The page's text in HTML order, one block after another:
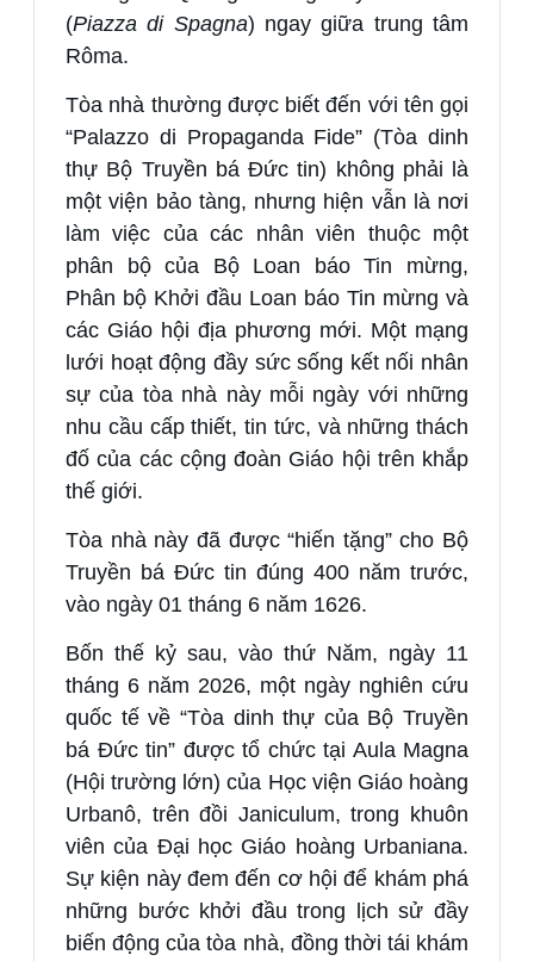
(Piazza di Spagna) ngay giữa trung tâm
Rôma.
Tòa nhà thường được biết đến với tên gọi
“Palazzo di Propaganda Fide” (Tòa dinh
thự Bộ Truyền bá Đức tin) không phải là
một viện bảo tàng, nhưng hiện vẫn là nơi
làm việc của các nhân viên thuộc một
phân bộ của Bộ Loan báo Tin mừng,
Phân bộ Khởi đầu Loan báo Tin mừng và
các Giáo hội địa phương mới. Một mạng
lưới hoạt động đầy sức sống kết nối nhân
sự của tòa nhà này mỗi ngày với những
nhu cầu cấp thiết, tin tức, và những thách
đố của các cộng đoàn Giáo hội trên khắp
thế giới.
Tòa nhà này đã được “hiến tặng” cho Bộ
Truyền bá Đức tin đúng 400 năm trước,
vào ngày 01 tháng 6 năm 1626.
Bốn thế kỷ sau, vào thứ Năm, ngày 11
tháng 6 năm 2026, một ngày nghiên cứu
quốc tế về “Tòa dinh thự của Bộ Truyền
bá Đức tin” được tổ chức tại Aula Magna
(Hội trường lớn) của Học viện Giáo hoàng
Urbanô, trên đồi Janiculum, trong khuôn
viên của Đại học Giáo hoàng Urbaniana.
Sự kiện này đem đến cơ hội để khám phá
những bước khởi đầu trong lịch sử đầy
biến động của tòa nhà, đồng thời tái khám